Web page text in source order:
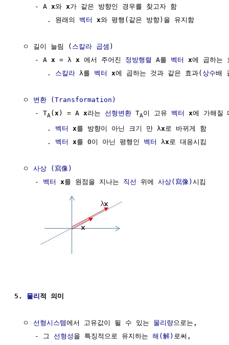
     - A
x와 x가 같은 방향인 경우를 찾고자 함
        . 원래의
벡터 x와 평행(같은 방향)을 유지함
  ㅇ 길이 늘림 (
스칼라 곱셈 )
     - A
x = λ x 에서 주어진 정방행렬 A를 벡터 x에 곱하는
        .
스칼라 λ를 벡터 x에 곱하는 것과 같은 효과(상수배
  ㅇ
변환 (Transformation)
     - T
A (x ) = A x라는 선형변환 TA이 고유 벡터 x에 가해질
        .
벡터 x를 방향이 아닌 크기 만 λx로 바뀌게 함
        .
벡터 x를 0이 아닌 평행인 벡터 λx로 대응시킴
  ㅇ
사상 (寫像)
     -
벡터 x를 원점을 지나는 직선 위에 사상(寫像) 시킴
5. 물리 적 의미
  ㅇ
선형시스템에서 고유값이 될 수 있는 물리량으로는,
     - 그
선형성 을 특징적으로 유지하는 해(解) 로써,